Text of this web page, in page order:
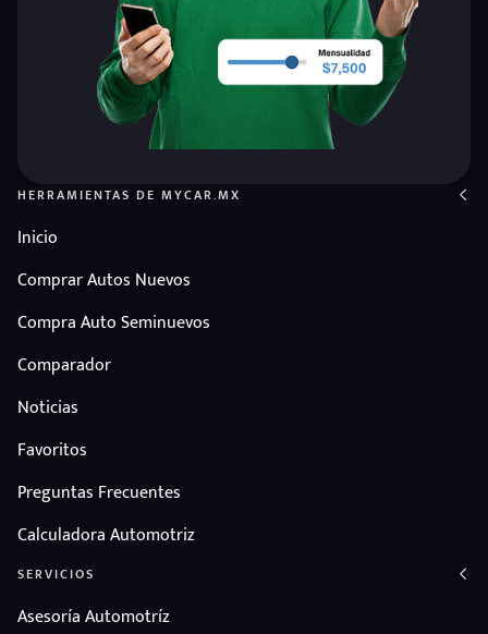
HERRAMIENTAS DE MYCAR.MX
Inicio
Comprar Autos Nuevos
Compra Auto Seminuevos
Comparador
Noticias
Favoritos
Preguntas Frecuentes
Calculadora Automotriz
SERVICIOS
Asesoría Automotríz